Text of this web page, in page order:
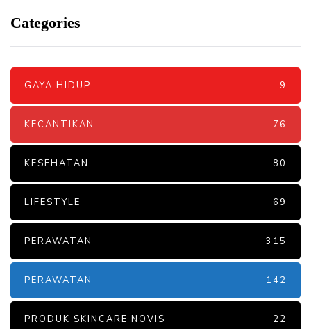
Categories
GAYA HIDUP 9
KECANTIKAN 76
KESEHATAN 80
LIFESTYLE 69
PERAWATAN 315
PERAWATAN 142
PRODUK SKINCARE NOVIS 22